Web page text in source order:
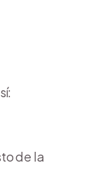
de la